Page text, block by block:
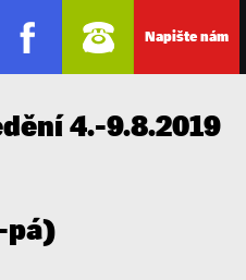
Napište nám
4.-9.8.2019
pá)